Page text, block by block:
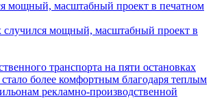
случился мощный, масштабный проект в